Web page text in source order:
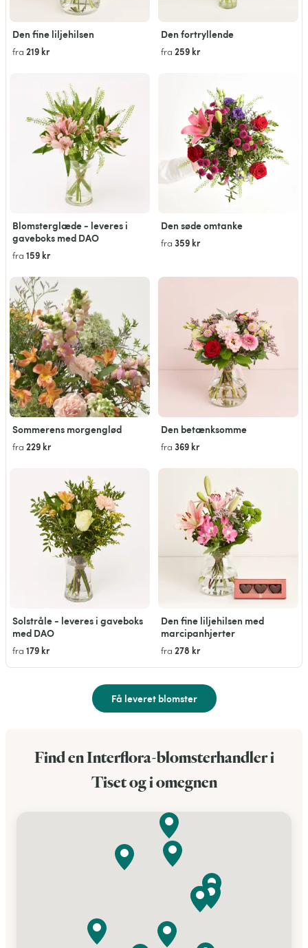
Den fine liljehilsen
fra 219 kr
Den fortryllende
fra 259 kr
Blomsterglæde - leveres i
gaveboks med DAO
fra 159 kr
Den søde omtanke
fra 359 kr
Sommerens morgenglød
fra 229 kr
Den betænksomme
fra 369 kr
Solstråle - leveres i gaveboks
med DAO
fra 179 kr
Den fine liljehilsen med
marcipanhjerter
fra 278 kr
Få leveret blomster
Find en Interflora-blomsterhandler i
Tiset og i omegnen